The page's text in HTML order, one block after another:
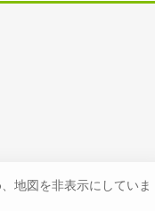
地図を非表示にしていま